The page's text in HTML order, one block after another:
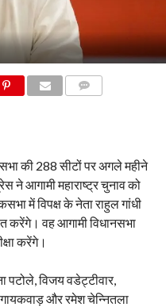
की 288 सीटों पर अगले महीने
ने आगामी महाराष्ट्र चुनाव को
में विपक्ष के नेता राहुल गांधी
करेंगे। वह आगामी विधानसभा
करेंगे।
पटोले, विजय वडेट्टीवार,
गायकवाड़ और रमेश चेन्नितला